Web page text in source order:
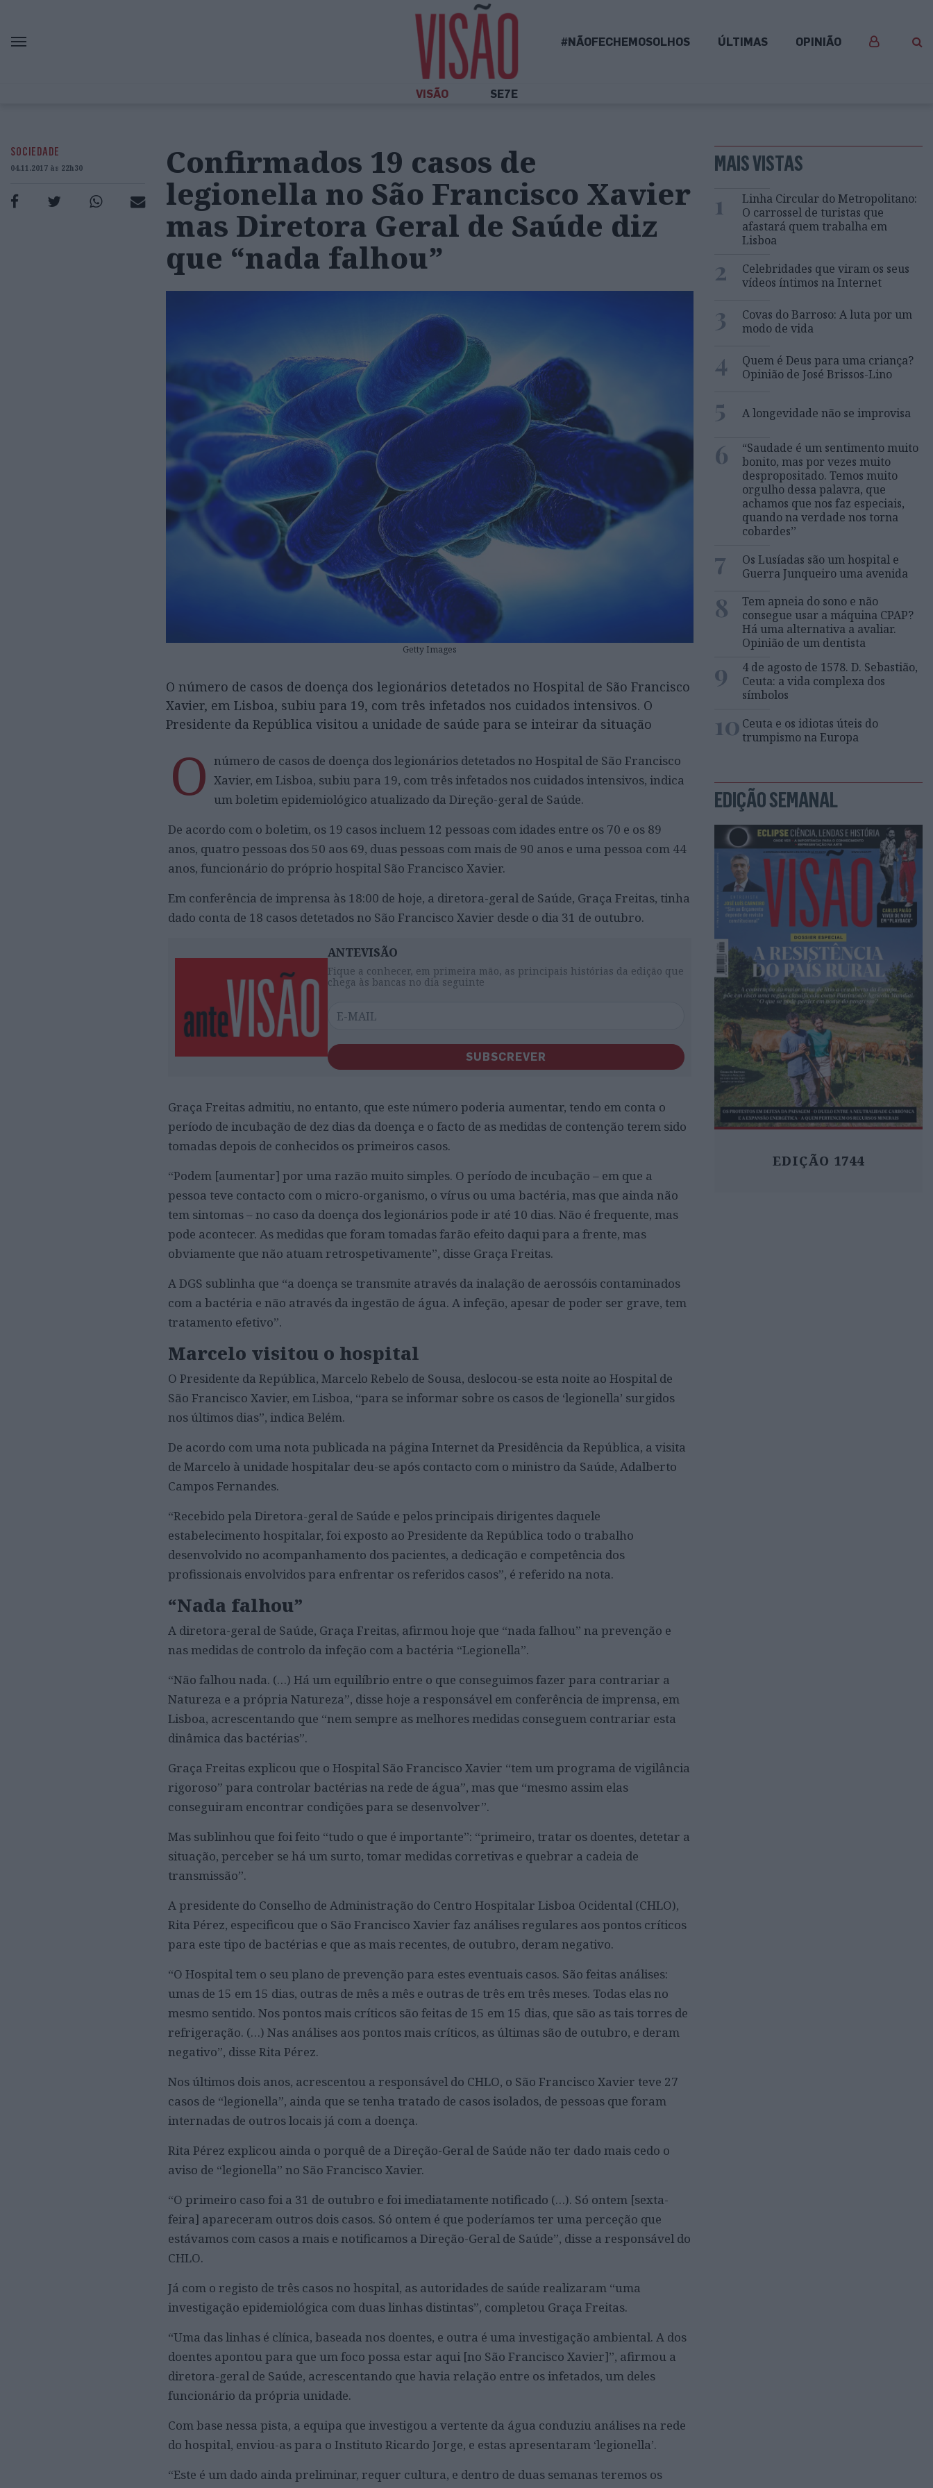
#NÃOFECHEMOSOLHOS ÚLTIMAS OPINIÃO
VISÃO SE7E
SOCIEDADE
04.11.2017 às 22h30
Confirmados 19 casos de
legionella no São Francisco Xavier
mas Diretora Geral de Saúde diz
que “nada falhou”
Getty Images
O número de casos de doença dos legionários detetados no Hospital de São Francisco
Xavier, em Lisboa, subiu para 19, com três infetados nos cuidados intensivos. O
Presidente da República visitou a unidade de saúde para se inteirar da situação
O número de casos de doença dos legionários detetados no Hospital de São Francisco
Xavier, em Lisboa, subiu para 19, com três infetados nos cuidados intensivos, indica
um boletim epidemiológico atualizado da Direção-geral de Saúde.
De acordo com o boletim, os 19 casos incluem 12 pessoas com idades entre os 70 e os 89
anos, quatro pessoas dos 50 aos 69, duas pessoas com mais de 90 anos e uma pessoa com 44
anos, funcionário do próprio hospital São Francisco Xavier.
Em conferência de imprensa às 18:00 de hoje, a diretora-geral de Saúde, Graça Freitas, tinha
dado conta de 18 casos detetados no São Francisco Xavier desde o dia 31 de outubro.
ANTEVISÃO
Fique a conhecer, em primeira mão, as principais histórias da edição que
chega às bancas no dia seguinte
SUBSCREVER
Graça Freitas admitiu, no entanto, que este número poderia aumentar, tendo em conta o
período de incubação de dez dias da doença e o facto de as medidas de contenção terem sido
tomadas depois de conhecidos os primeiros casos.
“Podem [aumentar] por uma razão muito simples. O período de incubação – em que a
pessoa teve contacto com o micro-organismo, o vírus ou uma bactéria, mas que ainda não
tem sintomas – no caso da doença dos legionários pode ir até 10 dias. Não é frequente, mas
pode acontecer. As medidas que foram tomadas farão efeito daqui para a frente, mas
obviamente que não atuam retrospetivamente”, disse Graça Freitas.
A DGS sublinha que “a doença se transmite através da inalação de aerossóis contaminados
com a bactéria e não através da ingestão de água. A infeção, apesar de poder ser grave, tem
tratamento efetivo”.
Marcelo visitou o hospital
O Presidente da República, Marcelo Rebelo de Sousa, deslocou-se esta noite ao Hospital de
São Francisco Xavier, em Lisboa, “para se informar sobre os casos de ‘legionella’ surgidos
nos últimos dias”, indica Belém.
De acordo com uma nota publicada na página Internet da Presidência da República, a visita
de Marcelo à unidade hospitalar deu-se após contacto com o ministro da Saúde, Adalberto
Campos Fernandes.
“Recebido pela Diretora-geral de Saúde e pelos principais dirigentes daquele
estabelecimento hospitalar, foi exposto ao Presidente da República todo o trabalho
desenvolvido no acompanhamento dos pacientes, a dedicação e competência dos
profissionais envolvidos para enfrentar os referidos casos”, é referido na nota.
“Nada falhou”
A diretora-geral de Saúde, Graça Freitas, afirmou hoje que “nada falhou” na prevenção e
nas medidas de controlo da infeção com a bactéria “Legionella”.
“Não falhou nada. (…) Há um equilíbrio entre o que conseguimos fazer para contrariar a
Natureza e a própria Natureza”, disse hoje a responsável em conferência de imprensa, em
Lisboa, acrescentando que “nem sempre as melhores medidas conseguem contrariar esta
dinâmica das bactérias”.
Graça Freitas explicou que o Hospital São Francisco Xavier “tem um programa de vigilância
rigoroso” para controlar bactérias na rede de água”, mas que “mesmo assim elas
conseguiram encontrar condições para se desenvolver”.
Mas sublinhou que foi feito “tudo o que é importante”: “primeiro, tratar os doentes, detetar a
situação, perceber se há um surto, tomar medidas corretivas e quebrar a cadeia de
transmissão”.
A presidente do Conselho de Administração do Centro Hospitalar Lisboa Ocidental (CHLO),
Rita Pérez, especificou que o São Francisco Xavier faz análises regulares aos pontos críticos
para este tipo de bactérias e que as mais recentes, de outubro, deram negativo.
“O Hospital tem o seu plano de prevenção para estes eventuais casos. São feitas análises:
umas de 15 em 15 dias, outras de mês a mês e outras de três em três meses. Todas elas no
mesmo sentido. Nos pontos mais críticos são feitas de 15 em 15 dias, que são as tais torres de
refrigeração. (…) Nas análises aos pontos mais críticos, as últimas são de outubro, e deram
negativo”, disse Rita Pérez.
Nos últimos dois anos, acrescentou a responsável do CHLO, o São Francisco Xavier teve 27
casos de “legionella”, ainda que se tenha tratado de casos isolados, de pessoas que foram
internadas de outros locais já com a doença.
Rita Pérez explicou ainda o porquê de a Direção-Geral de Saúde não ter dado mais cedo o
aviso de “legionella” no São Francisco Xavier.
“O primeiro caso foi a 31 de outubro e foi imediatamente notificado (…). Só ontem [sexta-
feira] apareceram outros dois casos. Só ontem é que poderíamos ter uma perceção que
estávamos com casos a mais e notificamos a Direção-Geral de Saúde”, disse a responsável do
CHLO.
Já com o registo de três casos no hospital, as autoridades de saúde realizaram “uma
investigação epidemiológica com duas linhas distintas”, completou Graça Freitas.
“Uma das linhas é clínica, baseada nos doentes, e outra é uma investigação ambiental. A dos
doentes apontou para que um foco possa estar aqui [no São Francisco Xavier]”, afirmou a
diretora-geral de Saúde, acrescentando que havia relação entre os infetados, um deles
funcionário da própria unidade.
Com base nessa pista, a equipa que investigou a vertente da água conduziu análises na rede
do hospital, enviou-as para o Instituto Ricardo Jorge, e estas apresentaram ‘legionella’.
“Este é um dado ainda preliminar, requer cultura, e dentro de duas semanas teremos os
MAIS VISTAS
1
Linha Circular do Metropolitano:
O carrossel de turistas que
afastará quem trabalha em
Lisboa
2
Celebridades que viram os seus
vídeos íntimos na Internet
3
Covas do Barroso: A luta por um
modo de vida
4
Quem é Deus para uma criança?
Opinião de José Brissos-Lino
5 A longevidade não se improvisa
6
“Saudade é um sentimento muito
bonito, mas por vezes muito
despropositado. Temos muito
orgulho dessa palavra, que
achamos que nos faz especiais,
quando na verdade nos torna
cobardes’’
7
Os Lusíadas são um hospital e
Guerra Junqueiro uma avenida
8
Tem apneia do sono e não
consegue usar a máquina CPAP?
Há uma alternativa a avaliar.
Opinião de um dentista
9
4 de agosto de 1578. D. Sebastião,
Ceuta: a vida complexa dos
símbolos
10 Ceuta e os idiotas úteis do
trumpismo na Europa
EDIÇÃO SEMANAL
EDIÇÃO 1744